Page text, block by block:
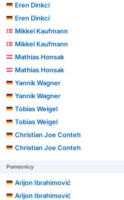
Eren Dinkci
Eren Dinkci
Mikkel Kaufmann
Mikkel Kaufmann
Mathias Honsak
Mathias Honsak
Yannik Wagner
Yannik Wagner
Tobias Weigel
Tobias Weigel
Christian Joe Conteh
Christian Joe Conteh
Pomocnicy
Arijon Ibrahimović
Arijon Ibrahimović